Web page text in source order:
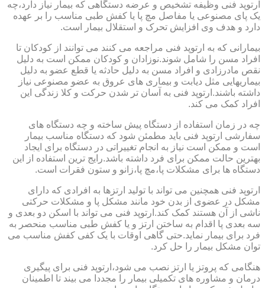
ارتوپد فنی وظیفه تشخیص و عرضه دستگاهی که بیمار نیاز دارد،چه
یک پای مصنوعی یا مفاصل مچ پا یا کفش طبی مناسب را بر عهده
دارد و هدف وی افزایش تحرک و استقلال بیمار است.
بیمارانی که به ارتوپد فنی مراجعه می کنند می توانند از کودکان تا
افراد مسن را شامل شوند.نوزادان و کودکان ممکن است به دلیل
نقص مادرزادی و افراد مسن به دلیل حادثه یا قطع عضو به دلیل
بیماریهایی مثل دیابت و بیماری های عروق به عضو مصنوعی نیاز
داشته باشند.ارتوپد فنی به آسان تر شدن حرکت و کلا زندگی این
افراد کمک می کند.
چه در زمان استفاده از دستگاه پیش ساخته و چه دستگاه های
سفارشی ارتوپد فنی باید مطمئن شود که دستگاه مناسب بیمار
است و ممکن است نیاز به انجام تغییراتی در دستگاه برای ایجاد
بهترین حالت ممکن برای فرد داشته باشد.رایج ترین استفاده از این
دستگاه ها برای مشکلات پا،مچ پا،زانو و ستون فقرات است.
ارتوپد فنی همچنین می تواند با تولید ارتزها به افرادی که دارای
مشکل در عضوی از بدن خود مانند مشکل پا و مشکلات حرکتی
ناشی از آن هستند کمک کند.ارتوپد فنی می تواند با اسکن دو بعدی و
سه بعدی پا اقدام به ساختن ارتز و یا کفش طبی مناسب منحصر به
فرد برای بیمار نماید.حتی گاهی اوقات با یک کفی کفش مناسب می
توان مشکل بیمار را حل کرد.
هنگامی که پروتز یا ارتز نصب می شود،ارتوپد فنی برای پیگیری
درمان و مشاوره های تکمیلی بیمار را مجددا می بیند تا اطمینان